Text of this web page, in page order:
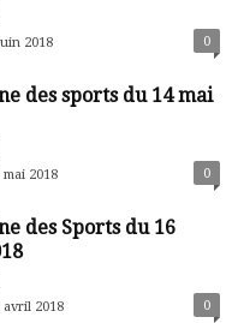
2018 0
des sports du 14 mai
mai 2018 0
des Sports du 16
avril 2018 0